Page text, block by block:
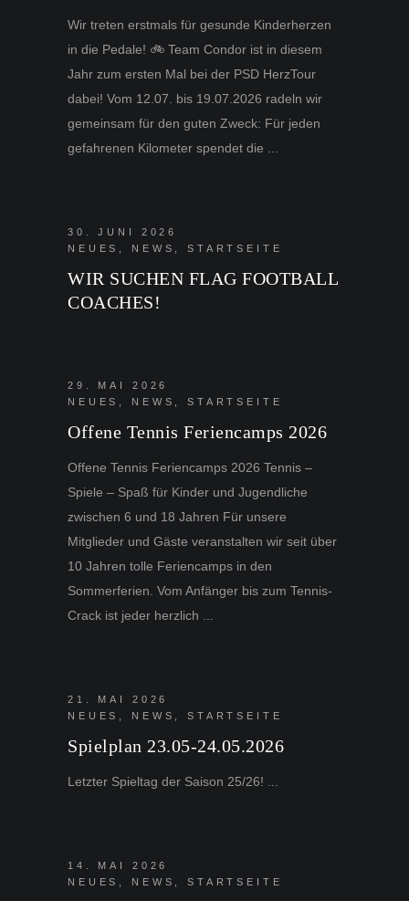
Wir treten erstmals für gesunde Kinderherzen
in die Pedale! 🚲 Team Condor ist in diesem
Jahr zum ersten Mal bei der PSD HerzTour
dabei! Vom 12.07. bis 19.07.2026 radeln wir
gemeinsam für den guten Zweck: Für jeden
gefahrenen Kilometer spendet die
30. JUNI 2026
NEUES
NEWS ,STARTSEITE
WIR SUCHEN FLAG FOOTBALL
COACHES!
29. MAI 2026
NEUES
NEWS ,STARTSEITE
Offene Tennis Feriencamps 2026
Offene Tennis Feriencamps 2026 Tennis –
Spiele – Spaß für Kinder und Jugendliche
zwischen 6 und 18 Jahren Für unsere
Mitglieder und Gäste veranstalten wir seit über
10 Jahren tolle Feriencamps in den
Sommerferien. Vom Anfänger bis zum Tennis-
Crack ist jeder herzlich
21. MAI 2026
NEUES
NEWS ,STARTSEITE
Spielplan 23.05-24.05.2026
Letzter Spieltag der Saison 25/26!
14. MAI 2026
NEUES
NEWS ,STARTSEITE